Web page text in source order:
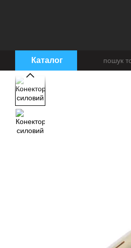
Каталог